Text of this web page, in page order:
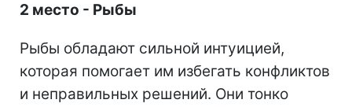
2 место - Рыбы
Рыбы обладают сильной интуицией,
которая помогает им избегать конфликтов
и неправильных решений. Они тонко